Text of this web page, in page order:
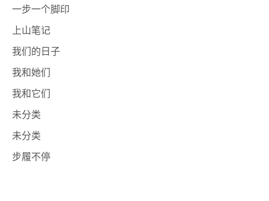
一步一个脚印
上山笔记
我们的日子
我和她们
我和它们
未分类
未分类
步履不停